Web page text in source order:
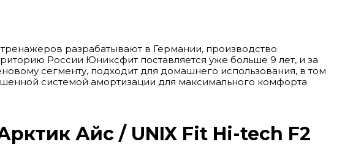
разрабатывают в Германии, производство
России Юниксфит поставляется уже больше 9 лет, и за
сегменту, подходит для домашнего использования, в том
системой амортизации для максимального комфорта
Айс / UNIX Fit Hi-tech F2